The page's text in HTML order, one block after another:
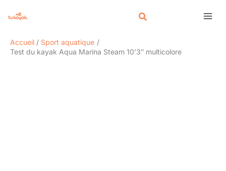
Accueil
Sport aquatique
Test du kayak Aqua Marina Steam 10’3″ multicolore